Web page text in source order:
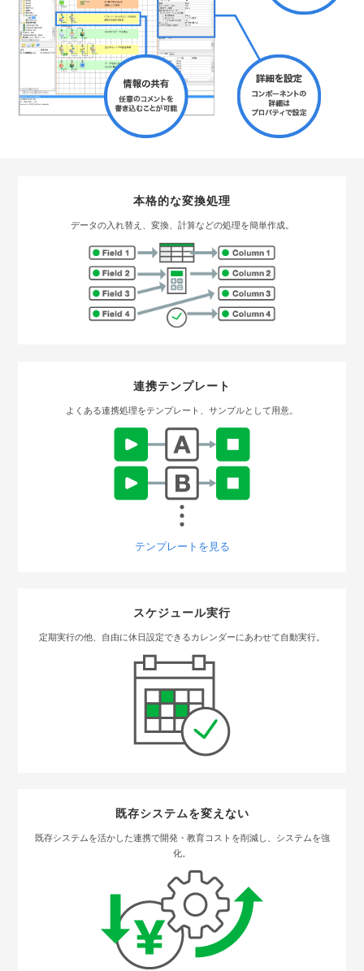
本格的な変換処理
データの入れ替え、変換、計算などの処理を簡単作成。
連携テンプレート
よくある連携処理をテンプレート、サンプルとして用意。
テンプレートを見る
スケジュール実行
定期実行の他、自由に休日設定できるカレンダーにあわせて自動実行。
既存システムを変えない
既存システムを活かした連携で開発・教育コストを削減し、システムを強
化。